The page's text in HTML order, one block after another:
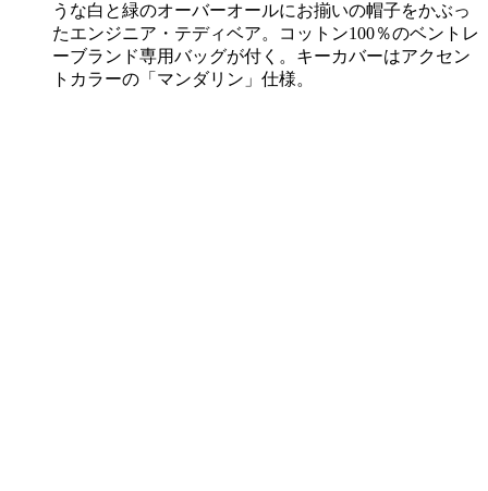
うな白と緑のオーバーオールにお揃いの帽子をかぶっ
たエンジニア・テディベア。コットン100％のベントレ
ーブランド専用バッグが付く。キーカバーはアクセン
トカラーの「マンダリン」仕様。